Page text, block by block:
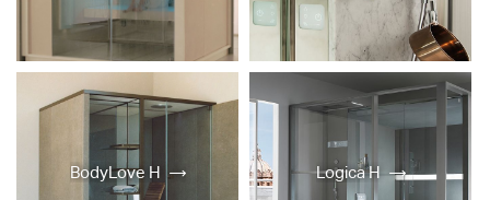
BodyLove H Logica H